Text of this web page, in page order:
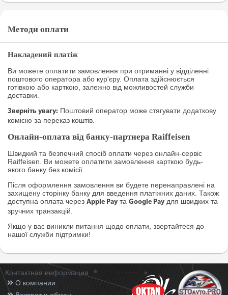
Методи оплати
Накладений платіж
Ви можете оплатити замовлення при отриманні у відділенні
поштового оператора або кур'єру. Оплата здійснюється
готівкою або карткою, залежно від можливостей служби
доставки.
Зверніть увагу: Поштовий оператор може стягувати додаткову
комісію за переказ коштів.
Онлайн-оплата від банку-партнера Raiffeisen
Швидкий та безпечний спосіб оплати через онлайн-сервіс
Raiffeisen. Ви можете оплатити замовлення карткою будь-
якого банку без комісії.
Після оформлення замовлення ви будете перенаправлені на
захищену сторінку банку для введення платіжних даних. Також
доступна оплата через Apple Pay та Google Pay для швидких та
зручних транзакцій.
Якщо у вас виникли питання щодо оплати, звертайтеся до
нашої служби підтримки!
Контактная информация
О компании